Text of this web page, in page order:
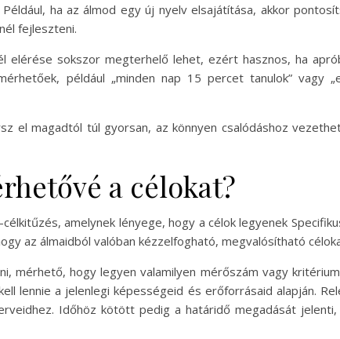
ha az álmod egy új nyelv elsajátítása, akkor
fejleszteni.
sokszor megterhelő lehet, ezért hasznos, ha
például „minden nap 15 percet tanulok” vagy
el magadtól túl gyorsan, az könnyen csalódáshoz
a célokat?
amelynek lényege, hogy a célok legyenek
az álmaidból valóban kézzelfogható, megvalósítható
mérhető, hogy legyen valamilyen mérőszám vagy
lennie a jelenlegi képességeid és erőforrásaid alapján.
Időhöz kötött pedig a határidő megadását jelenti,